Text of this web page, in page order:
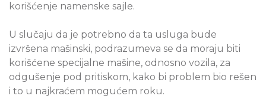
korišćenje namenske sajle.
U slučaju da je potrebno da ta usluga bude
izvršena mašinski, podrazumeva se da moraju biti
korišćene specijalne mašine, odnosno vozila, za
odgušenje pod pritiskom, kako bi problem bio rešen
i to u najkraćem mogućem roku.